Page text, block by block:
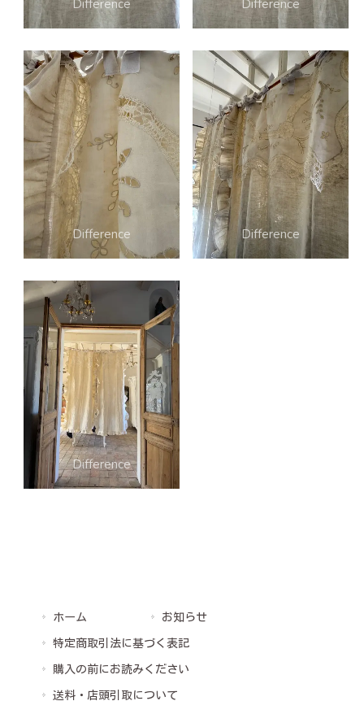
ホーム
お知らせ
特定商取引法に基づく表記
購入の前にお読みください
送料・店頭引取について